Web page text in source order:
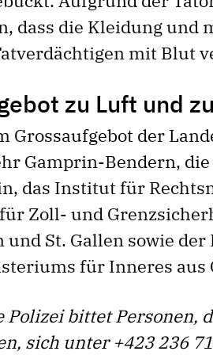
dass die Kleidung und
mit Blut
zu Luft und
Grossaufgebot der
Gamprin-Bendern,
das Institut für
Zoll- und
und St. Gallen sowie
für Inneres aus
Polizei bittet Personen,
sich unter +423 236